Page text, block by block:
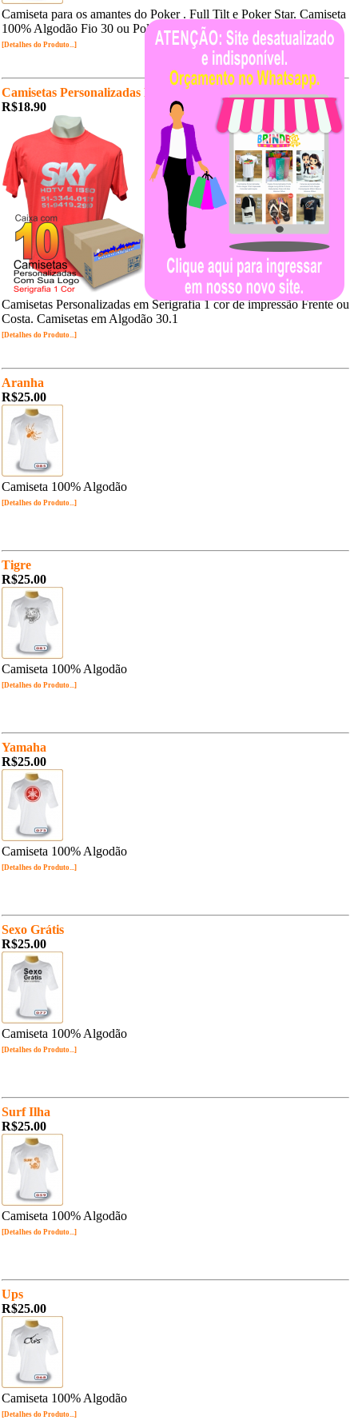
Camiseta para os amantes do Poker . Full Tilt e Poker Star. Camiseta
100% Algodão Fio 30 ou Poliviscose.
[Detalhes do Produto...]
Camisetas Personalizadas R$18,90un.
R$18.90
Camisetas Personalizadas em Serigrafia 1 cor de impressão Frente ou
Costa. Camisetas em Algodão 30.1
[Detalhes do Produto...]
Aranha
R$25.00
Camiseta 100% Algodão
[Detalhes do Produto...]
Tigre
R$25.00
Camiseta 100% Algodão
[Detalhes do Produto...]
Yamaha
R$25.00
Camiseta 100% Algodão
[Detalhes do Produto...]
Sexo Grátis
R$25.00
Camiseta 100% Algodão
[Detalhes do Produto...]
Surf Ilha
R$25.00
Camiseta 100% Algodão
[Detalhes do Produto...]
Ups
R$25.00
Camiseta 100% Algodão
[Detalhes do Produto...]